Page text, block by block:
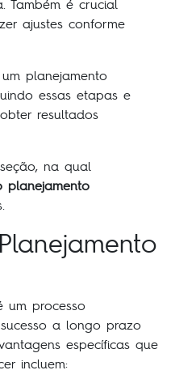
Também é crucial
ajustes conforme
planejamento
essas etapas e
resultados
na qual
planejamento
um processo
a longo prazo
específicas que
incluem: